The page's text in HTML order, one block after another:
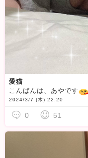
愛猫
こんばんは、あやです
2024/3/7 (木) 22:20
0 51